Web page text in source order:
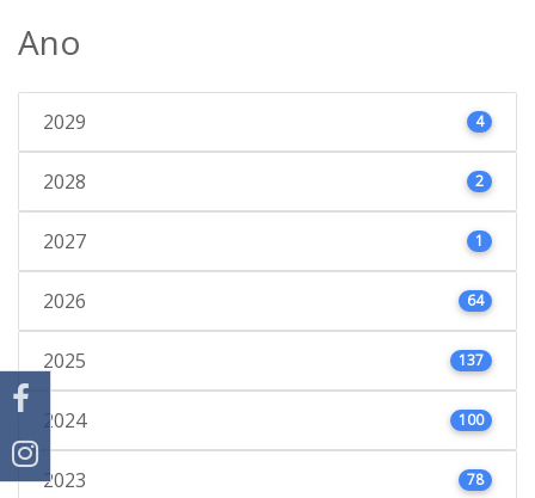
Ano
2029 4
2028 2
2027 1
2026 64
2025 137
2024 100
2023 78